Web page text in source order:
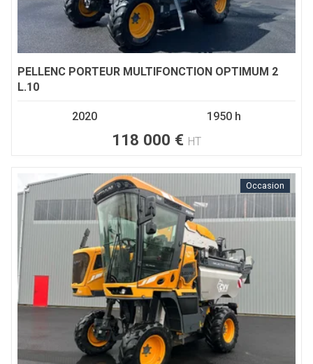
PELLENC PORTEUR MULTIFONCTION OPTIMUM 2
L.10
2020 1950 h
118 000 € HT
Occasion